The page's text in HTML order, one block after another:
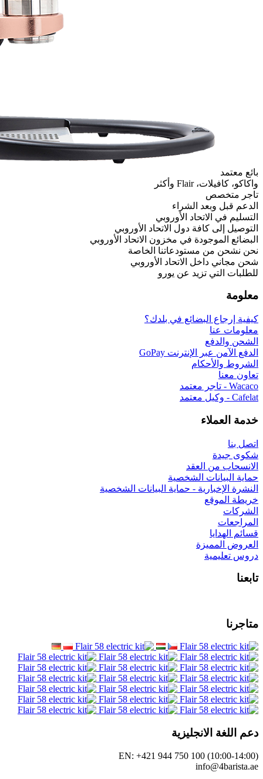
الأوروبي
الاتحاد الأوروبي
الخاصة
الأوروبي
بلدك؟
البيانات الشخصية
EN: +421